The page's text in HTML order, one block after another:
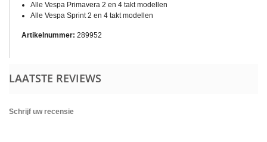
Alle Vespa Primavera 2 en 4 takt modellen
Alle Vespa Sprint 2 en 4 takt modellen
Artikelnummer: 289952
LAATSTE REVIEWS
Schrijf uw recensie